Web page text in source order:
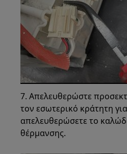
7. Απελευθερώστε
τον εσωτερικό κράτητη
απελευθερώσετε το
θέρμανσης.